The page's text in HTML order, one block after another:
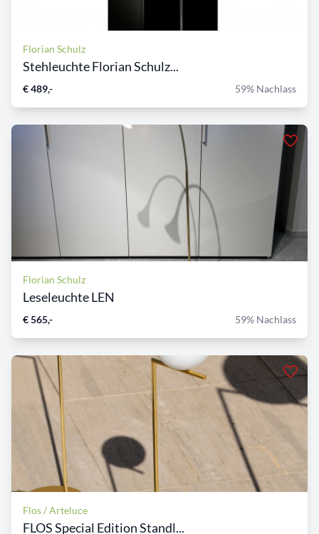
Florian Schulz
Stehleuchte Florian Schulz...
€ 489,- 59% Nachlass
Florian Schulz
Leseleuchte LEN
€ 565,- 59% Nachlass
Flos / Arteluce
FLOS Special Edition Standl...